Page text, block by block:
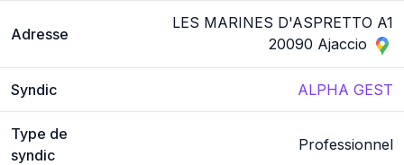
Adresse
LES MARINES D'ASPRETTO A1
20090 Ajaccio
Syndic ALPHA GEST
Type de
syndic
Professionnel